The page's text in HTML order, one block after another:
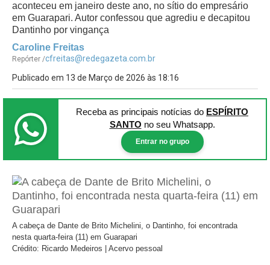
aconteceu em janeiro deste ano, no sítio do empresário
em Guarapari. Autor confessou que agrediu e decapitou
Dantinho por vingança
Caroline Freitas
Repórter /cfreitas@redegazeta.com.br
Publicado em 13 de Março de 2026 às 18:16
Receba as principais notícias do ESPÍRITO
SANTO no seu Whatsapp.
Entrar no grupo
A cabeça de Dante de Brito Michelini, o Dantinho, foi encontrada
nesta quarta-feira (11) em Guarapari
Crédito: Ricardo Medeiros | Acervo pessoal